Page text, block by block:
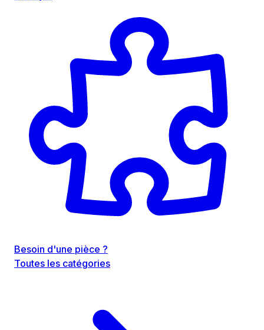
Besoin d'une pièce ?
Toutes les catégories